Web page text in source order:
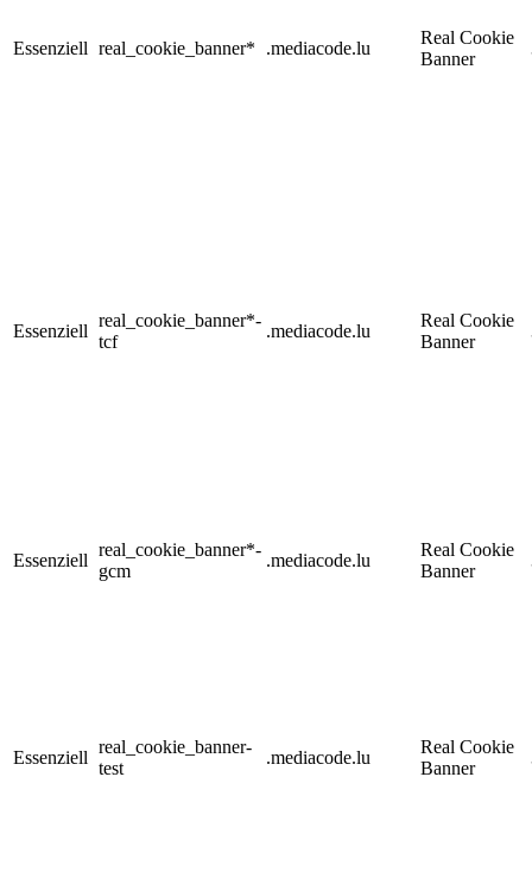
Essenziell real_cookie_banner* .mediacode.lu
Real Cookie
Banner
Essenziell
real_cookie_banner*-
tcf
.mediacode.lu
Real Cookie
Banner
Essenziell
real_cookie_banner*-
gcm
.mediacode.lu
Real Cookie
Banner
Essenziell
real_cookie_banner-
test
.mediacode.lu
Real Cookie
Banner